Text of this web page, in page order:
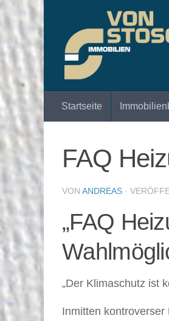
Zum Inhalt springen
Startseite
FAQ
VON ANDREAS ·
„FAQ
„Der Klimaschutz ist
Inmitten